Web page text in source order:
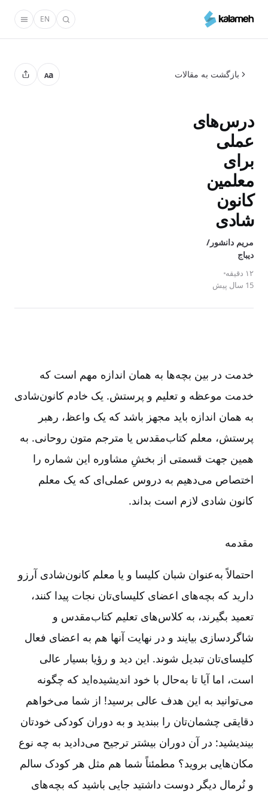
محتوای
EN
بازگشت به مقالات Aa
درس‌های
عملی
برای
معلمین
کانون‌
شادی
مریم دانشور/
دیباج
۱۲ دقیقه
15 سال پیش
خدمت در بین بچه‌ها به همان اندازه مهم است که
خدمت موعظه و تعلیم و پرستش. یک خادم کانو‌ن‌شادی
به همان اندازه باید مجهز باشد که یک واعظ، رهبر
پرستش، معلم کتاب‌مقدس یا مترجم متون روحانی. به
همین جهت قسمتی از بخشِ مشاوره این شماره را
اختصاص می‌دهیم به دروس عملی‌ای که یک معلم
کانون شادی لازم است بداند.
مقدمه
احتمالاً به‌عنوان شبان کلیسا و یا معلم کانون‌شادی آرزو
دارید که بچه‌های اعضای کلیسای‌تان نجات پیدا کنند،
تعمید بگیرند، به کلاس‌های تعلیم کتاب‌مقدس و
شاگردسازی بیایند و در نهایت آنها هم به اعضای فعال
کلیسای‌تان تبدیل شوند. این دید و رؤیا بسیار عالی
است، اما آیا تا به‌حال با خود اندیشیده‌اید که چگونه
می‌توانید به این هدف عالی برسید! از شما می‌خواهم
دقایقی چشمان‌تان را ببندید و به دوران کودکی خودتان
بیندیشید: در آن دوران بیشتر ترجیح می‌دادید به چه نوع
مکان‌هایی بروید؟ مطمئناً شما هم مثل هر کودک سالم
و نُرمال دیگر دوست داشتید جایی باشید که بچه‌های